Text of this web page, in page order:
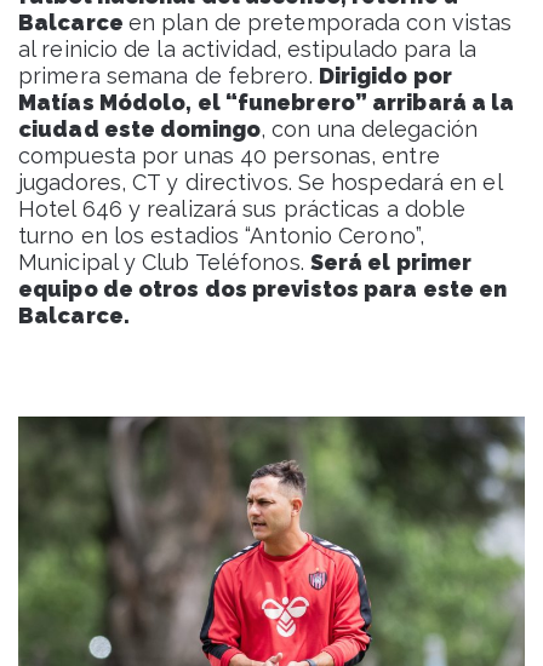
Balcarce en plan de pretemporada con vistas
al reinicio de la actividad, estipulado para la
primera semana de febrero. Dirigido por
Matías Módolo, el “funebrero” arribará a la
ciudad este domingo, con una delegación
compuesta por unas 40 personas, entre
jugadores, CT y directivos. Se hospedará en el
Hotel 646 y realizará sus prácticas a doble
turno en los estadios “Antonio Cerono”,
Municipal y Club Teléfonos. Será el primer
equipo de otros dos previstos para este en
Balcarce.